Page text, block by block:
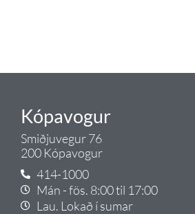
Kópavogur
Smiðjuvegur 76
200 Kópavogur
414-1000
Mán - fös. 8:00 til 17:00
Lau. Lokað í sumar